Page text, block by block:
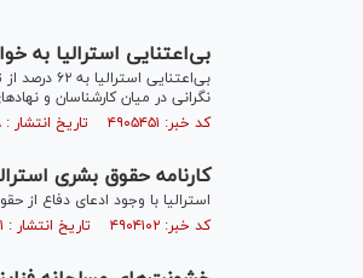
بی‌اعتنایی استرالیا به
نگرانی در میان کارشناسان و
کد خبر: ۴۹۰۵۴۵۱ تاریخ انتشار : ۱۴۰۵/۰۴/۰۸
کارنامه حقوق بشری استرالیا
استرالیا با وجود ادعای دفاع
کد خبر: ۴۹۰۴۱۰۲ تاریخ انتشار : ۱۴۰۵/۰۳/۳۱